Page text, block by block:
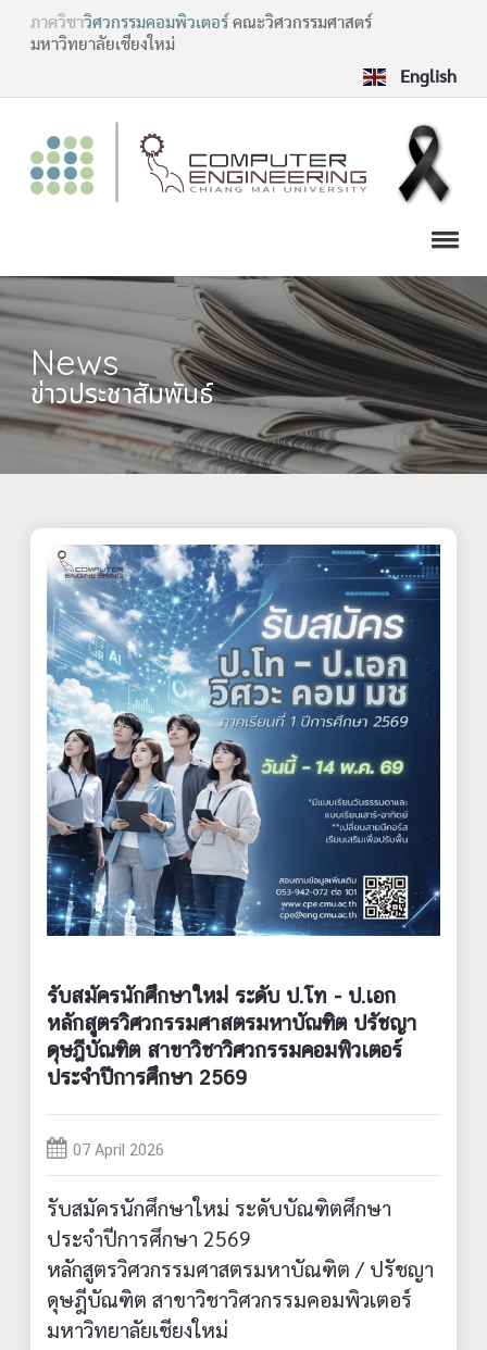
ภาควิชาวิศวกรรมคอมพิวเตอร์ คณะวิศวกรรมศาสตร์
มหาวิทยาลัยเชียงใหม่
English
News
ข่าวประชาสัมพันธ์
รับสมัครนักศึกษาใหม่ ระดับ ป.โท - ป.เอก
หลักสูตรวิศวกรรมศาสตรมหาบัณฑิต ปรัชญา
ดุษฎีบัณฑิต สาขาวิชาวิศวกรรมคอมพิวเตอร์
ประจำปีการศึกษา 2569
07 April 2026
รับสมัครนักศึกษาใหม่ ระดับบัณฑิตศึกษา
ประจำปีการศึกษา 2569
หลักสูตรวิศวกรรมศาสตรมหาบัณฑิต / ปรัชญา
ดุษฎีบัณฑิต สาขาวิชาวิศวกรรมคอมพิวเตอร์
มหาวิทยาลัยเชียงใหม่